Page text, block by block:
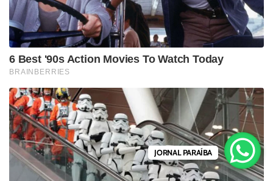
JORNAL PARAÍBA